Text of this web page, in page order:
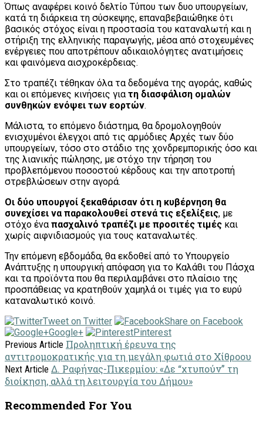
Όπως αναφέρει κοινό δελτίο Τύπου των δυο υπουργείων,
κατά τη διάρκεια τη σύσκεψης, επαναβεβαιώθηκε ότι
βασικός στόχος είναι η προστασία του καταναλωτή και η
στήριξη της ελληνικής παραγωγής, μέσα από στοχευμένες
ενέργειες που αποτρέπουν αδικαιολόγητες ανατιμήσεις
και φαινόμενα αισχροκέρδειας.
Στο τραπέζι τέθηκαν όλα τα δεδομένα της αγοράς, καθώς
και οι επόμενες κινήσεις για τη διασφάλιση ομαλών
συνθηκών ενόψει των εορτών.
Μάλιστα, το επόμενο διάστημα, θα δρομολογηθούν
ενισχυμένοι έλεγχοι από τις αρμόδιες Αρχές των δύο
υπουργείων, τόσο στο στάδιο της χονδρεμπορικής όσο και
της λιανικής πώλησης, με στόχο την τήρηση του
προβλεπόμενου ποσοστού κέρδους και την αποτροπή
στρεβλώσεων στην αγορά.
Οι δύο υπουργοί ξεκαθάρισαν ότι η κυβέρνηση θα
συνεχίσει να παρακολουθεί στενά τις εξελίξεις, με
στόχο ένα πασχαλινό τραπέζι με προσιτές τιμές και
χωρίς αιφνιδιασμούς για τους καταναλωτές.
Την επόμενη εβδομάδα, θα εκδοθεί από το Υπουργείο
Ανάπτυξης η υπουργική απόφαση για το Καλάθι του Πάσχα
και τα προϊόντα που θα περιλαμβάνει στο πλαίσιο της
προσπάθειας να κρατηθούν χαμηλά οι τιμές για το ευρύ
καταναλωτικό κοινό.
Tweet on Twitter
Share on Facebook
Google+
Pinterest
Previous Article Προληπτική έρευνα της
αντιτρομοκρατικής για τη μεγάλη φωτιά στο Χίθροου
Next Article Δ. Ραφήνας-Πικερμίου: «Δε “χτυπούν” τη
διοίκηση, αλλά τη λειτουργία του Δήμου»
Recommended For You